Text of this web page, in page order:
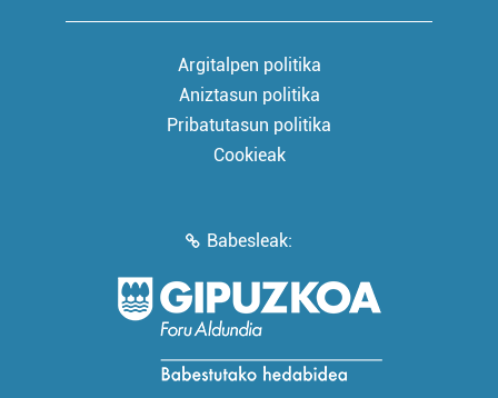
Argitalpen politika
Aniztasun politika
Pribatutasun politika
Cookieak
Babesleak: